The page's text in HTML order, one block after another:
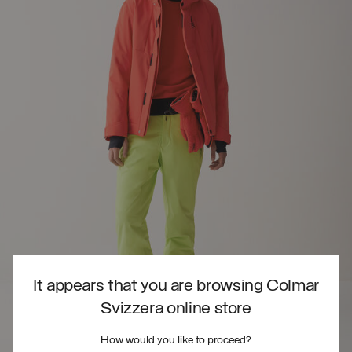
It appears that you are browsing Colmar
Svizzera online store
How would you like to proceed?